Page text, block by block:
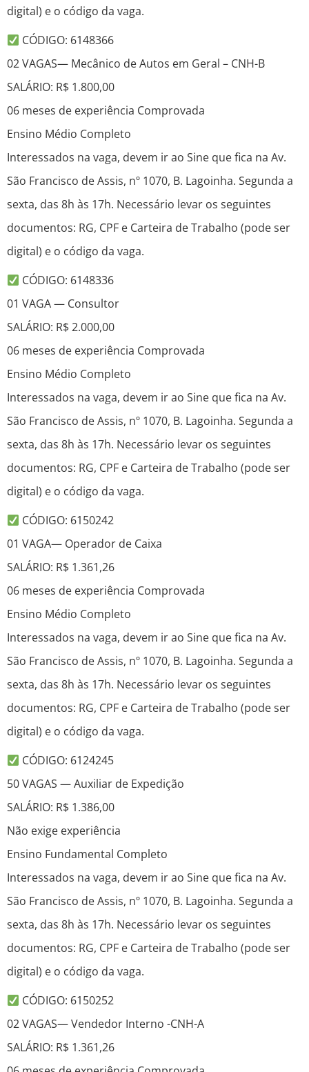
digital) e o código da vaga.
CÓDIGO: 6148366
02 VAGAS— Mecânico de Autos em Geral – CNH-B
SALÁRIO: R$ 1.800,00
06 meses de experiência Comprovada
Ensino Médio Completo
Interessados na vaga, devem ir ao Sine que fica na Av.
São Francisco de Assis, nº 1070, B. Lagoinha. Segunda a
sexta, das 8h às 17h. Necessário levar os seguintes
documentos: RG, CPF e Carteira de Trabalho (pode ser
digital) e o código da vaga.
CÓDIGO: 6148336
01 VAGA — Consultor
SALÁRIO: R$ 2.000,00
06 meses de experiência Comprovada
Ensino Médio Completo
Interessados na vaga, devem ir ao Sine que fica na Av.
São Francisco de Assis, nº 1070, B. Lagoinha. Segunda a
sexta, das 8h às 17h. Necessário levar os seguintes
documentos: RG, CPF e Carteira de Trabalho (pode ser
digital) e o código da vaga.
CÓDIGO: 6150242
01 VAGA— Operador de Caixa
SALÁRIO: R$ 1.361,26
06 meses de experiência Comprovada
Ensino Médio Completo
Interessados na vaga, devem ir ao Sine que fica na Av.
São Francisco de Assis, nº 1070, B. Lagoinha. Segunda a
sexta, das 8h às 17h. Necessário levar os seguintes
documentos: RG, CPF e Carteira de Trabalho (pode ser
digital) e o código da vaga.
CÓDIGO: 6124245
50 VAGAS — Auxiliar de Expedição
SALÁRIO: R$ 1.386,00
Não exige experiência
Ensino Fundamental Completo
Interessados na vaga, devem ir ao Sine que fica na Av.
São Francisco de Assis, nº 1070, B. Lagoinha. Segunda a
sexta, das 8h às 17h. Necessário levar os seguintes
documentos: RG, CPF e Carteira de Trabalho (pode ser
digital) e o código da vaga.
CÓDIGO: 6150252
02 VAGAS— Vendedor Interno -CNH-A
SALÁRIO: R$ 1.361,26